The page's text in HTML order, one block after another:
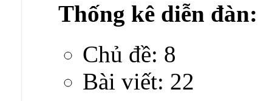
Thống kê diễn đàn:
Chủ đề: 8
Bài viết: 22